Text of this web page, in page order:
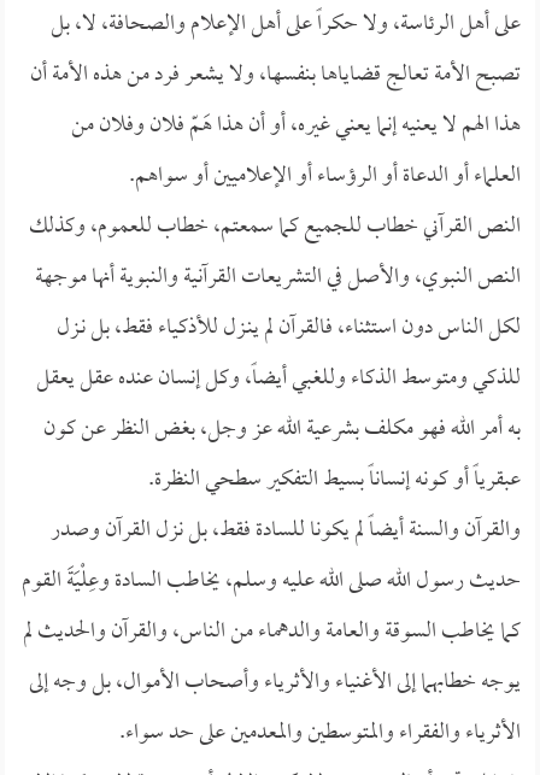
على أهل الرئاسة، ولا حكراً على أهل الإعلام والصحافة، لا، بل
تصبح الأمة تعالج قضاياها بنفسها، ولا يشعر فرد من هذه الأمة أن
هذا الهم لا يعنيه إنما يعني غيره، أو أن هذا هَمّ فلان وفلان من
العلماء أو الدعاة أو الرؤساء أو الإعلاميين أو سواهم.
النص القرآني خطاب للجميع كما سمعتم، خطاب للعموم، وكذلك
النص النبوي، والأصل في التشريعات القرآنية والنبوية أنها موجهة
لكل الناس دون استثناء، فالقرآن لم ينـزل للأذكياء فقط، بل نـزل
للذكي ومتوسط الذكاء وللغبي أيضاً، وكل إنسان عنده عقل يعقل
به أمر الله فهو مكلف بشرعية الله عز وجل، بغض النظر عن كون
عبقرياً أو كونه إنساناً بسيط التفكير سطحي النظرة.
والقرآن والسنة أيضاً لم يكونا للسادة فقط، بل نزل القرآن وصدر
حديث رسول الله صلى الله عليه وسلم، يخاطب السادة وعِلْيَةَ القوم
كما يخاطب السوقة والعامة والدهماء من الناس، والقرآن والحديث لم
يوجه خطابهما إلى الأغنياء والأثرياء وأصحاب الأموال، بل وجه إلى
الأثرياء والفقراء والمتوسطين والمعدمين على حد سواء.